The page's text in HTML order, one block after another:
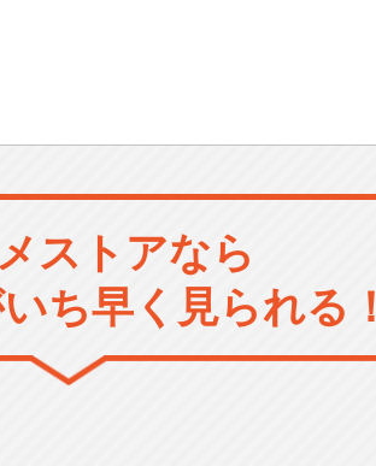
ストアなら
ち早く見られる！